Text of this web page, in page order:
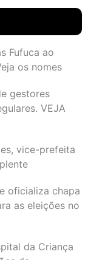
Fufuca ao
os nomes
gestores
VEJA
vice-prefeita
oficializa chapa
as eleições no
da Criança